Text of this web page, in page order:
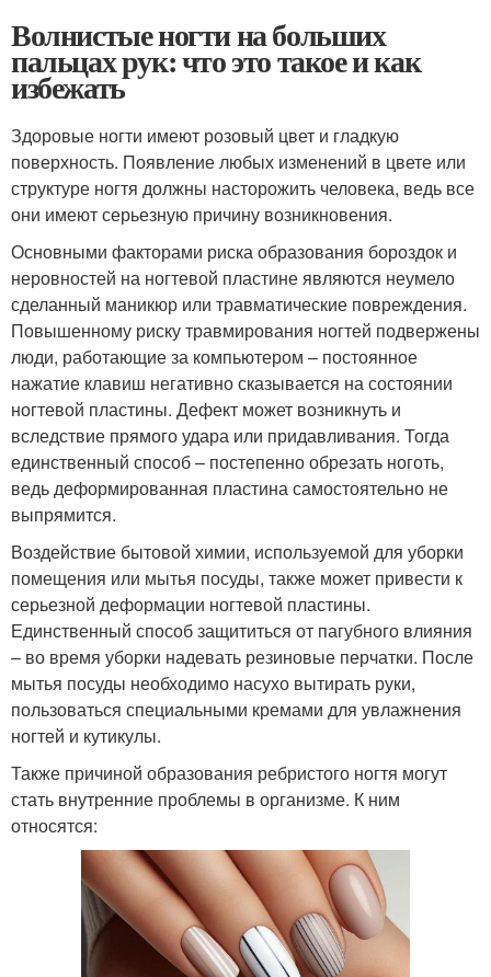
Волнистые ногти на больших
пальцах рук: что это такое и как
избежать
Здоровые ногти имеют розовый цвет и гладкую
поверхность. Появление любых изменений в цвете или
структуре ногтя должны насторожить человека, ведь все
они имеют серьезную причину возникновения.
Основными факторами риска образования бороздок и
неровностей на ногтевой пластине являются неумело
сделанный маникюр или травматические повреждения.
Повышенному риску травмирования ногтей подвержены
люди, работающие за компьютером – постоянное
нажатие клавиш негативно сказывается на состоянии
ногтевой пластины. Дефект может возникнуть и
вследствие прямого удара или придавливания. Тогда
единственный способ – постепенно обрезать ноготь,
ведь деформированная пластина самостоятельно не
выпрямится.
Воздействие бытовой химии, используемой для уборки
помещения или мытья посуды, также может привести к
серьезной деформации ногтевой пластины.
Единственный способ защититься от пагубного влияния
– во время уборки надевать резиновые перчатки. После
мытья посуды необходимо насухо вытирать руки,
пользоваться специальными кремами для увлажнения
ногтей и кутикулы.
Также причиной образования ребристого ногтя могут
стать внутренние проблемы в организме. К ним
относятся: